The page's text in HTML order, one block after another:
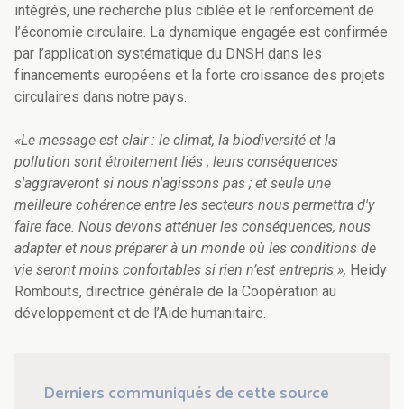
intégrés, une recherche plus ciblée et le renforcement de
l’économie circulaire. La dynamique engagée est confirmée
par l’application systématique du DNSH dans les
financements européens et la forte croissance des projets
circulaires dans notre pays.
«Le message est clair : le climat, la biodiversité et la
pollution sont étroitement liés ; leurs conséquences
s'aggraveront si nous n'agissons pas ; et seule une
meilleure cohérence entre les secteurs nous permettra d'y
faire face. Nous devons atténuer les conséquences, nous
adapter et nous préparer à un monde où les conditions de
vie seront moins confortables si rien n’est entrepris », Heidy
Rombouts, directrice générale de la Coopération au
développement et de l’Aide humanitaire.
Derniers communiqués de cette source